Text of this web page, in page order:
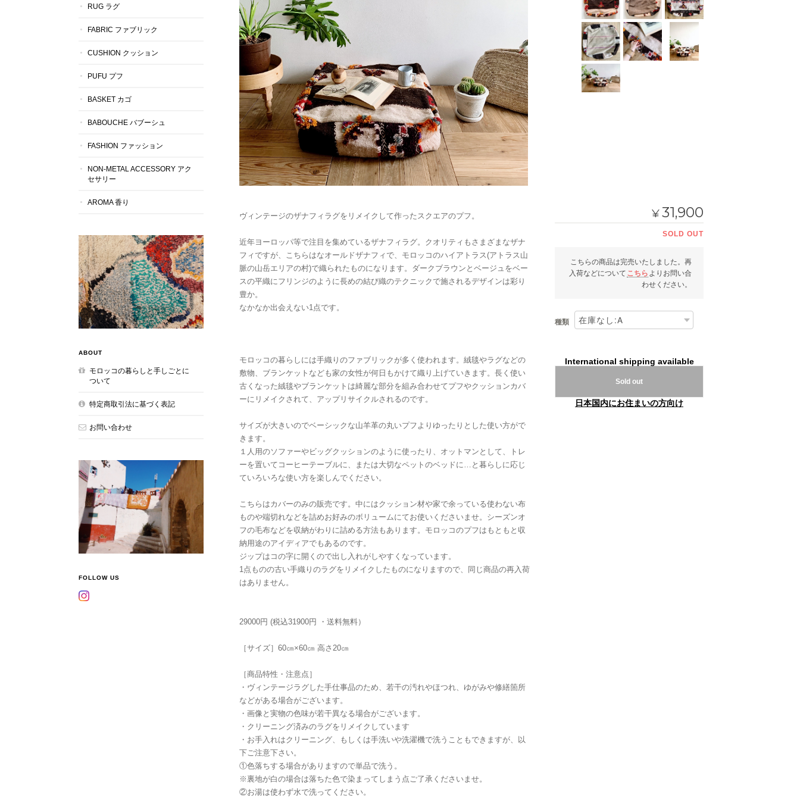
ヴィンテージのザナフィラグをリメイクして作ったスクエアのプフ。
近年ヨーロッパ等で注目を集めているザナフィラグ。クオリティもさまざまなザナ
フィですが、こちらはなオールドザナフィで、モロッコのハイアトラス(アトラス山
脈の山岳エリアの村)で織られたものになります。ダークブラウンとベージュをベー
スの平織にフリンジのように長めの結び織のテクニックで施されるデザインは彩り
豊か。
なかなか出会えない1点です。
モロッコの暮らしには手織りのファブリックが多く使われます。絨毯やラグなどの
敷物、ブランケットなども家の女性が何日もかけて織り上げていきます。長く使い
古くなった絨毯やブランケットは綺麗な部分を組み合わせてプフやクッションカバ
ーにリメイクされて、アップリサイクルされるのです。
サイズが大きいのでベーシックな山羊革の丸いプフよりゆったりとした使い方がで
きます。
１人用のソファーやビッグクッションのように使ったり、オットマンとして、トレ
ーを置いてコーヒーテーブルに、または大切なペットのベッドに…と暮らしに応じ
ていろいろな使い方を楽しんでください。
こちらはカバーのみの販売です。中にはクッション材や家で余っている使わない布
ものや端切れなどを詰めお好みのボリュームにてお使いくださいませ。シーズンオ
フの毛布などを収納がわりに詰める方法もあります。モロッコのプフはもともと収
納用途のアイディアでもあるのです。
ジップはコの字に開くので出し入れがしやすくなっています。
1点ものの古い手織りのラグをリメイクしたものになりますので、同じ商品の再入荷
はありません。
29000円 (税込31900円 ・送料無料）
［サイズ］60㎝×60㎝ 高さ20㎝
［商品特性・注意点］
・ヴィンテージラグした手仕事品のため、若干の汚れやほつれ、ゆがみや修繕箇所
などがある場合がございます。
・画像と実物の色味が若干異なる場合がございます。
・クリーニング済みのラグをリメイクしています
・お手入れはクリーニング、もしくは手洗いや洗濯機で洗うこともできますが、以
下ご注意下さい。
①色落ちする場合がありますので単品で洗う。
※裏地が白の場合は落ちた色で染まってしまう点ご了承くださいませ。
②お湯は使わず水で洗ってください。
¥31,900
SOLD OUT
こちらの商品は完売いたしました。再
入荷などについて こちら よりお問い合
わせください。
種類
International shipping available
Sold out
日本国内にお住まいの方向け
RUG ラグ
FABRIC ファブリック
CUSHION クッション
PUFU プフ
BASKET カゴ
BABOUCHE バブーシュ
FASHION ファッション
NON-METAL ACCESSORY アク
セサリー
AROMA 香り
ABOUT
モロッコの暮らしと手しごとに
ついて
特定商取引法に基づく表記
お問い合わせ
FOLLOW US